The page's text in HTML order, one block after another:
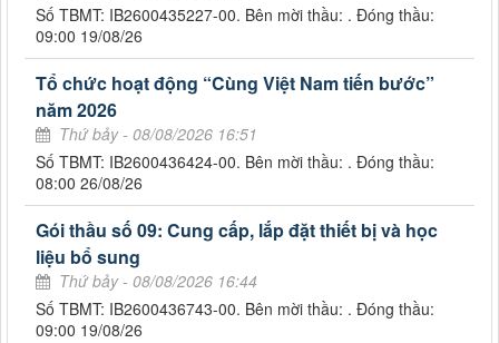
Số TBMT: IB2600435227-00. Bên mời thầu: . Đóng thầu:
09:00 19/08/26
Tổ chức hoạt động “Cùng Việt Nam tiến bước”
năm 2026
Thứ bảy - 08/08/2026 16:51
Số TBMT: IB2600436424-00. Bên mời thầu: . Đóng thầu:
08:00 26/08/26
Gói thầu số 09: Cung cấp, lắp đặt thiết bị và học
liệu bổ sung
Thứ bảy - 08/08/2026 16:44
Số TBMT: IB2600436743-00. Bên mời thầu: . Đóng thầu:
09:00 19/08/26